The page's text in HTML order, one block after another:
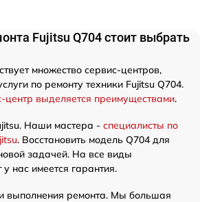
Fujitsu Q704 стоит выбрать
множество сервис-центров,
по ремонту техники Fujitsu Q704.
центр выделяется преимуществами.
Наши мастера - специалисты по
. Восстановить модель Q704 для
задачей. На все виды
нас имеется гарантия.
выполнения ремонта. Мы большая